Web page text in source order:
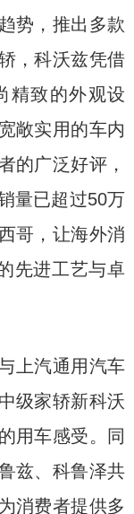
势，推出多款
，科沃兹凭借
精致的外观设
敞实用的车内
的广泛好评，
量已超过50万
哥，让海外消
先进工艺与卓
上汽通用汽车
级家轿新科沃
用车感受。同
兹、科鲁泽共
消费者提供多